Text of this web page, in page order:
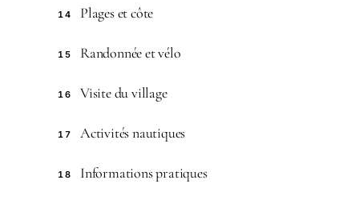
14 Plages et côte
15 Randonnée et vélo
16 Visite du village
17 Activités nautiques
18 Informations pratiques